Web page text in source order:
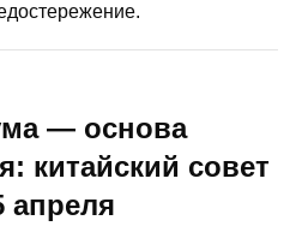
— основа
китайский совет
апреля